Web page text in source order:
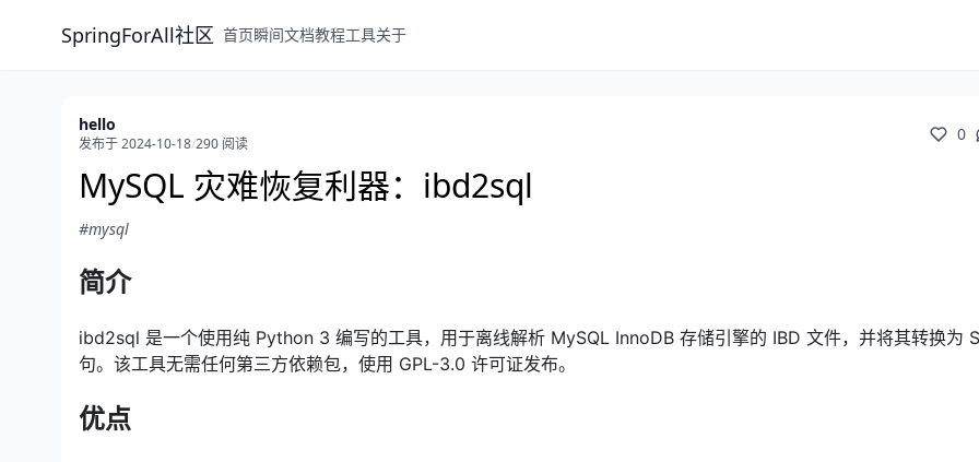
SpringForAll社区 首页瞬间文档教程工具关于
hello
发布于 2024-10-18/290 阅读 0
MySQL 灾难恢复利器：ibd2sql
#mysql
简介
ibd2sql 是一个使用纯 Python 3 编写的工具，用于离线解析 MySQL InnoDB 存储引擎的 IBD 文件，并将其转换为
句。该工具无需任何第三方依赖包，使用 GPL-3.0 许可证发布。
优点